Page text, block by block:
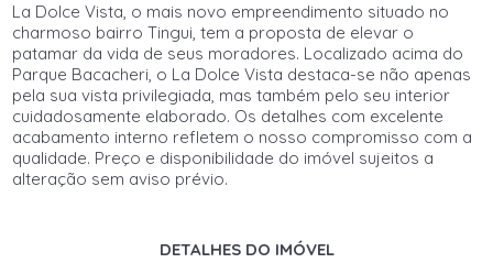
La Dolce Vista, o mais novo empreendimento situado no
charmoso bairro Tingui, tem a proposta de elevar o
patamar da vida de seus moradores. Localizado acima do
Parque Bacacheri, o La Dolce Vista destaca-se não apenas
pela sua vista privilegiada, mas também pelo seu interior
cuidadosamente elaborado. Os detalhes com excelente
acabamento interno refletem o nosso compromisso com a
qualidade. Preço e disponibilidade do imóvel sujeitos a
alteração sem aviso prévio.
DETALHES DO IMÓVEL